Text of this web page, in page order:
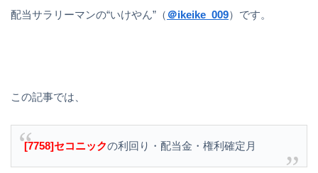
配当サラリーマンの“いけやん”（ ＠ikeike_009）です。
この記事では、
[7758]セコニックの利回り・配当金・権利確定月